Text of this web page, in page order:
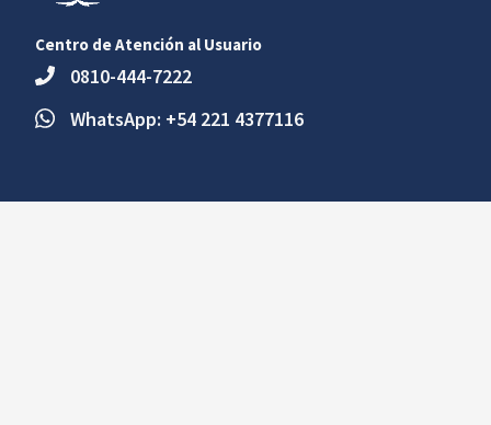
Centro de Atención al Usuario
0810-444-7222
WhatsApp: +54 221 4377116